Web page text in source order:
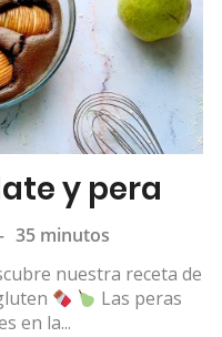
y pera
35 minutos
nuestra receta de
Las peras
en la...